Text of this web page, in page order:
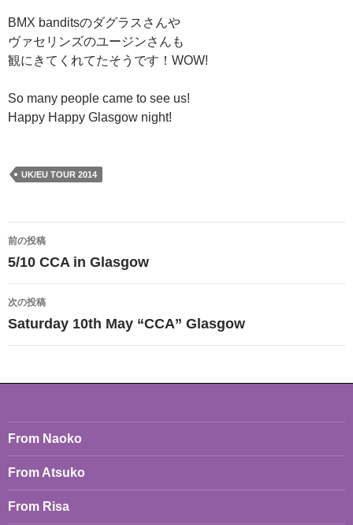
BMX banditsのダグラスさんや
ヴァセリンズのユージンさんも
観にきてくれてたそうです！WOW!
So many people came to see us!
Happy Happy Glasgow night!
UK/EU TOUR 2014
投
稿
ナ
ビ
ゲ
ョ
ン
前の投稿
5/10 CCA in Glasgow
次の投稿
Saturday 10th May “CCA” Glasgow
From Naoko
From Atsuko
From Risa